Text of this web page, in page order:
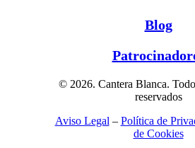
Blog
© 2026. Cantera Blanca.
reservados
Aviso Legal – Política de
de Cookies